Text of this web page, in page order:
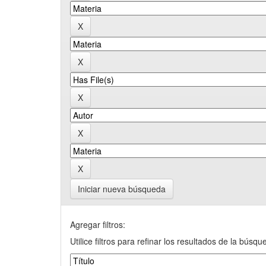
Iniciar nueva búsqueda
Agregar filtros:
Utilice filtros para refinar los resultados de la